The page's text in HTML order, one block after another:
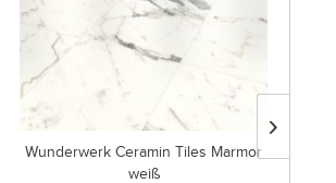
Wunderwerk Ceramin Tiles Marmor
weiß